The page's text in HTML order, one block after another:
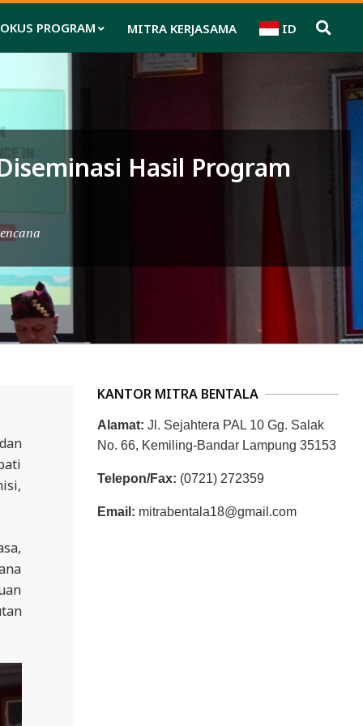
PROGRAM MITRA KERJASAMA ID
Hasil Program
KANTOR MITRA BENTALA
Alamat: Jl. Sejahtera PAL 10 Gg. Salak
No. 66, Kemiling-Bandar Lampung 35153
Telepon/Fax: (0721) 272359
Email: mitrabentala18@gmail.com